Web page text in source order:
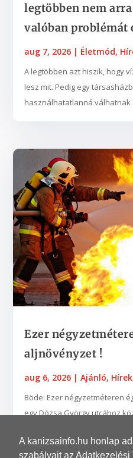
A kanizsainfo.hu honlap
szabályait az Adatkezelési
legtöbben nem
valóban problémát
aug 7, 2026 | Életmód,
A legtöbben azt hiszik, hogy
lesz mit. Pedig egy
használhatatlanná válhatnak
Ezer
aljnövényzet !
aug 6, 2026 |Ajánló, Hírek
Böde: Ezer négyzetméteren
egy Dózsa György utcához